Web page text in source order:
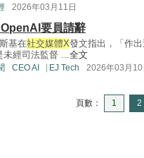
2026年03月11日
要員請辭
基在社交媒體X發文指出，「作
未經司法監督 ...全文
CEO AI⎹ EJ Tech 2026年03月10
頁數： 1 2